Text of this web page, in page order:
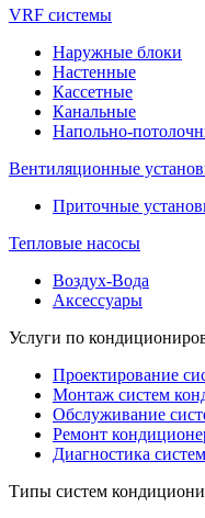
VRF системы
Наружные блоки
Настенные
Кассетные
Канальные
Напольно-
Вентиляционные
Приточные
Тепловые насосы
Воздух-Вода
Аксессуары
Услуги по
Проектирование
Монтаж систем
Обслуживание
Ремонт
Диагностика
Типы систем